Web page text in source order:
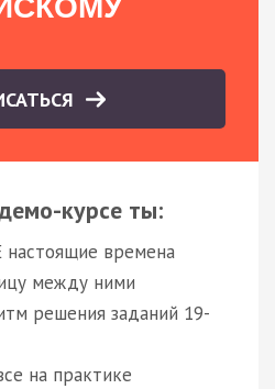
курсе ты:
настоящие времена
между ними
решения заданий 19-
на практике